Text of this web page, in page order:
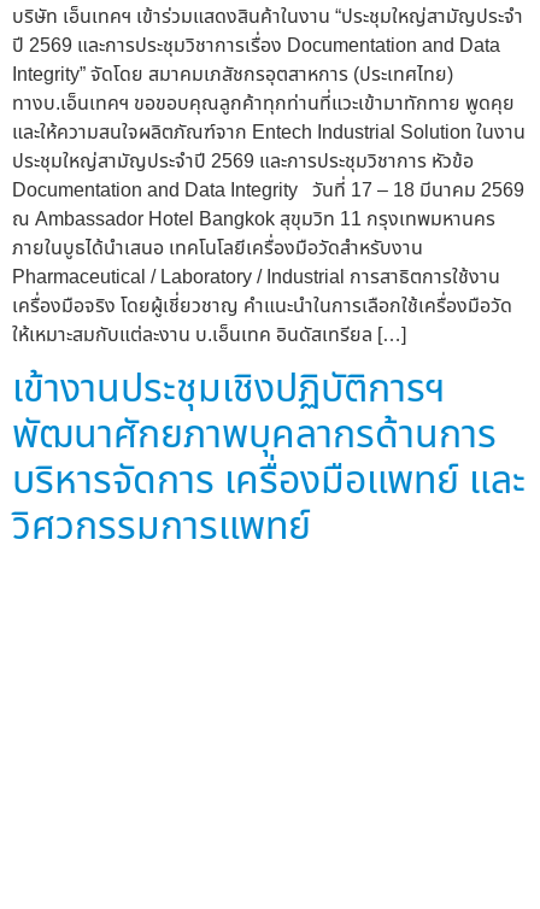
บริษัท เอ็นเทคฯ เข้าร่วมแสดงสินค้าในงาน “ประชุมใหญ่สามัญประจำ
ปี 2569 และการประชุมวิชาการเรื่อง Documentation and Data
Integrity” จัดโดย สมาคมเภสัชกรอุตสาหการ (ประเทศไทย)
ทางบ.เอ็นเทคฯ ขอขอบคุณลูกค้าทุกท่านที่แวะเข้ามาทักทาย พูดคุย
และให้ความสนใจผลิตภัณฑ์จาก Entech Industrial Solution ในงาน
ประชุมใหญ่สามัญประจำปี 2569 และการประชุมวิชาการ หัวข้อ
Documentation and Data Integrity วันที่ 17 – 18 มีนาคม 2569
ณ Ambassador Hotel Bangkok สุขุมวิท 11 กรุงเทพมหานคร
ภายในบูธได้นำเสนอ เทคโนโลยีเครื่องมือวัดสำหรับงาน
Pharmaceutical / Laboratory / Industrial การสาธิตการใช้งาน
เครื่องมือจริง โดยผู้เชี่ยวชาญ คำแนะนำในการเลือกใช้เครื่องมือวัด
ให้เหมาะสมกับแต่ละงาน บ.เอ็นเทค อินดัสเทรียล […]
เข้างานประชุมเชิงปฏิบัติการฯ
พัฒนาศักยภาพบุคลากรด้านการ
บริหารจัดการ เครื่องมือแพทย์ และ
วิศวกรรมการแพทย์